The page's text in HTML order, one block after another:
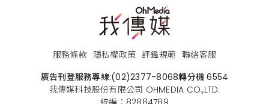
服務條款 隱私權政策 評鑑規範 聯絡客服
廣告刊登服務專線:(02)2377-8068轉分機 6554
我傳媒科技股份有限公司 OHMEDIA CO.,LTD.